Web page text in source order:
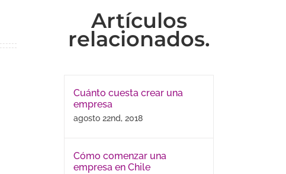
Artículos
relacionados.
Cuánto cuesta crear una
empresa
agosto 22nd, 2018
Cómo comenzar una
empresa en Chile